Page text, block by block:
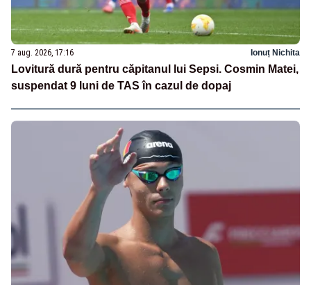
7 aug. 2026, 17:16 Ionuț Nichita
Lovitură dură pentru căpitanul lui Sepsi. Cosmin Matei,
suspendat 9 luni de TAS în cazul de dopaj